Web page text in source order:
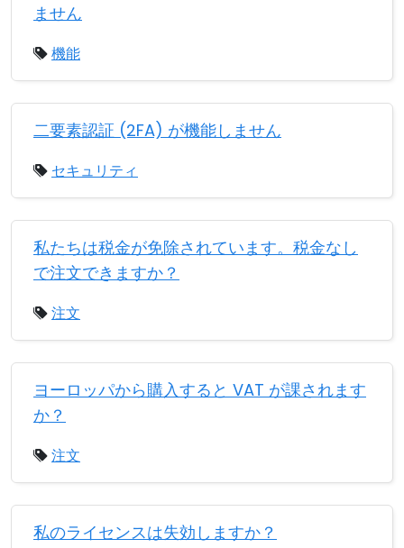
ません
機能
二要素認証 (2FA) が機能しません
セキュリティ
私たちは税金が免除されています。税金なし
で注文できますか？
注文
ヨーロッパから購入すると VAT が課されます
か？
注文
私のライセンスは失効しますか？